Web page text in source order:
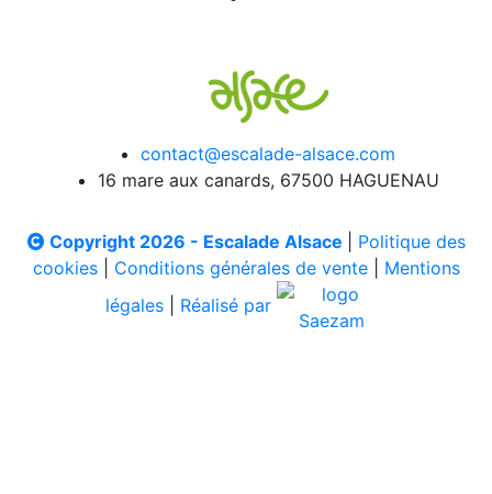
contact@escalade-alsace.com
16 mare aux canards, 67500 HAGUENAU
Copyright 2026 - Escalade Alsace
Politique des
cookies| Conditions générales de vente| Mentions
légales
Réalisé par